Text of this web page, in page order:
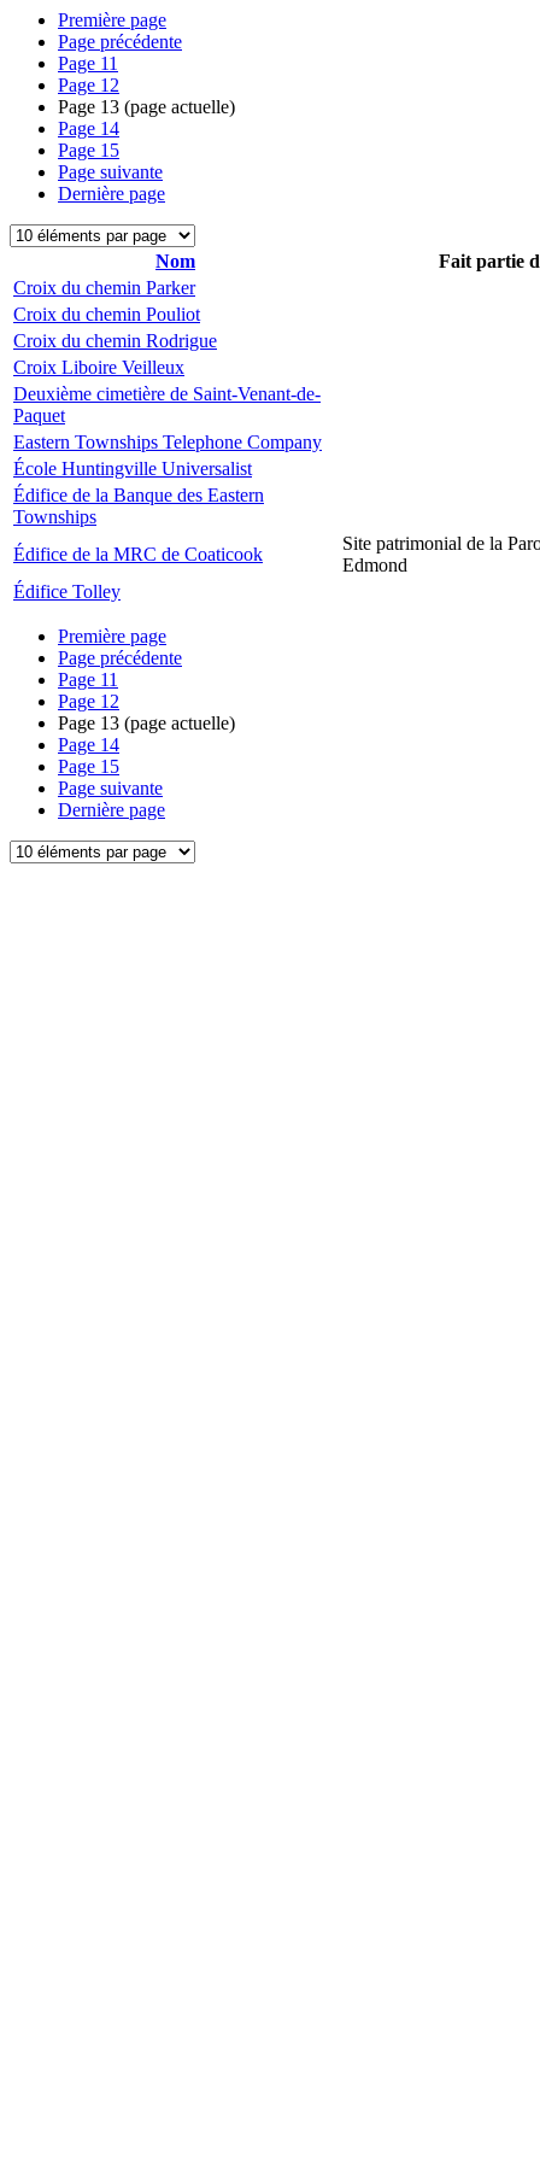
Première page
Page précédente
Page 11
Page 12
Page 13 (page actuelle)
Page 14
Page 15
Page suivante
Dernière page
Nom
Fait partie
Croix du chemin Parker
Croix du chemin Pouliot
Croix du chemin Rodrigue
Croix Liboire Veilleux
Deuxième cimetière de Saint-Venant-de-
Paquet
Eastern Townships Telephone Company
École Huntingville Universalist
Édifice de la Banque des Eastern
Townships
Édifice de la MRC de Coaticook
Site patrimonial de la
Edmond
Édifice Tolley
Première page
Page précédente
Page 11
Page 12
Page 13 (page actuelle)
Page 14
Page 15
Page suivante
Dernière page